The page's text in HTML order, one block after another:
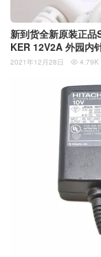
新到货全新原装正
KER 12V2A 外园内
2021年12月28日  4.79K